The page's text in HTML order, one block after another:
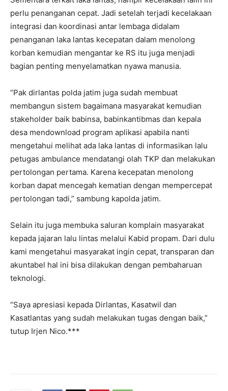
perlu penanganan cepat. Jadi setelah terjadi kecelakaan
integrasi dan koordinasi antar lembaga didalam
penanganan laka lantas kecepatan dalam menolong
korban kemudian mengantar ke RS itu juga menjadi
bagian penting menyelamatkan nyawa manusia.
“Pak dirlantas polda jatim juga sudah membuat
membangun sistem bagaimana masyarakat kemudian
stakeholder baik babinsa, babinkantibmas dan kepala
desa mendownload program aplikasi apabila nanti
mengetahui melihat ada laka lantas di informasikan lalu
petugas ambulance mendatangi olah TKP dan melakukan
pertolongan pertama. Karena kecepatan menolong
korban dapat mencegah kematian dengan mempercepat
pertolongan tadi,” sambung kapolda jatim.
Selain itu juga membuka saluran komplain masyarakat
kepada jajaran lalu lintas melalui Kabid propam. Dari dulu
kami mengetahui masyarakat ingin cepat, transparan dan
akuntabel hal ini bisa dilakukan dengan pembaharuan
teknologi.
“Saya apresiasi kepada Dirlantas, Kasatwil dan
Kasatlantas yang sudah melakukan tugas dengan baik,”
tutup Irjen Nico.***